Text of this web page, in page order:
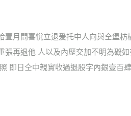
月間喜悅立退爰托中人向與仝堡枋
再退他 人以及內歷交加不明為礙
即日仝中親實收過退股字內銀壹百